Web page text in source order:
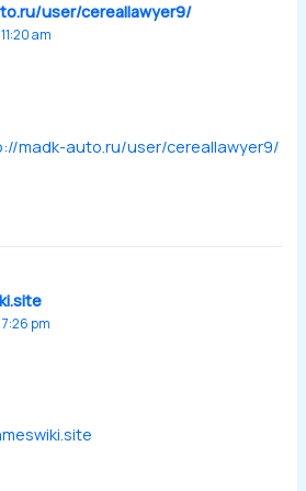
user/cereallawyer9/
am
madk-auto.ru/user/cereallawyer9/
pm